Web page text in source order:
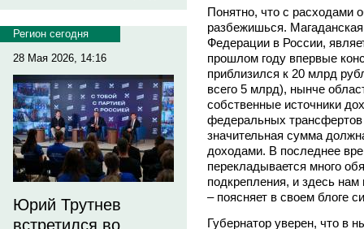
Регион сегодня
28 Мая 2026, 14:16
Юрий Трутнев
встретился во
Понятно, что с расходами
разбежишься.
Федерации в России,
прошлом году впервые
приблизился к 20 млрд
всего 5 млрд), нынче
собственные источники
федеральных
значительная сумма
доходами. В последнее
перекладывается много
подкрепления, и здесь
– поясняет в своем блоге
Губернатор уверен, что в